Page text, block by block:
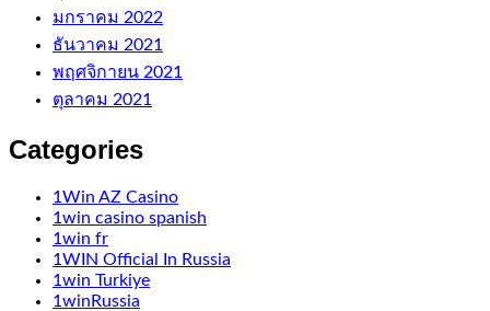
มกราคม 2022
ธันวาคม 2021
พฤศจิกายน 2021
ตุลาคม 2021
Categories
1Win AZ Casino
1win casino spanish
1win fr
1WIN Official In Russia
1win Turkiye
1winRussia